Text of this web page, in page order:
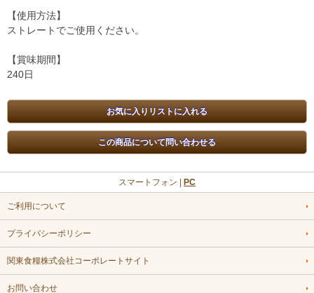
【使用方法】
ストレートでご使用ください。
【賞味期間】
240日
スマートフォン | PC
ご利用について
プライバシーポリシー
関東食糧株式会社コーポレートサイト
お問い合わせ